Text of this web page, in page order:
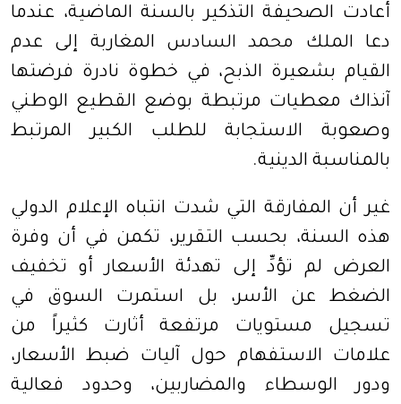
أعادت الصحيفة التذكير بالسنة الماضية، عندما
دعا الملك محمد السادس المغاربة إلى عدم
القيام بشعيرة الذبح، في خطوة نادرة فرضتها
آنذاك معطيات مرتبطة بوضع القطيع الوطني
وصعوبة الاستجابة للطلب الكبير المرتبط
بالمناسبة الدينية.
غير أن المفارقة التي شدت انتباه الإعلام الدولي
هذه السنة، بحسب التقرير، تكمن في أن وفرة
العرض لم تؤدِّ إلى تهدئة الأسعار أو تخفيف
الضغط عن الأسر، بل استمرت السوق في
تسجيل مستويات مرتفعة أثارت كثيراً من
علامات الاستفهام حول آليات ضبط الأسعار،
ودور الوسطاء والمضاربين، وحدود فعالية